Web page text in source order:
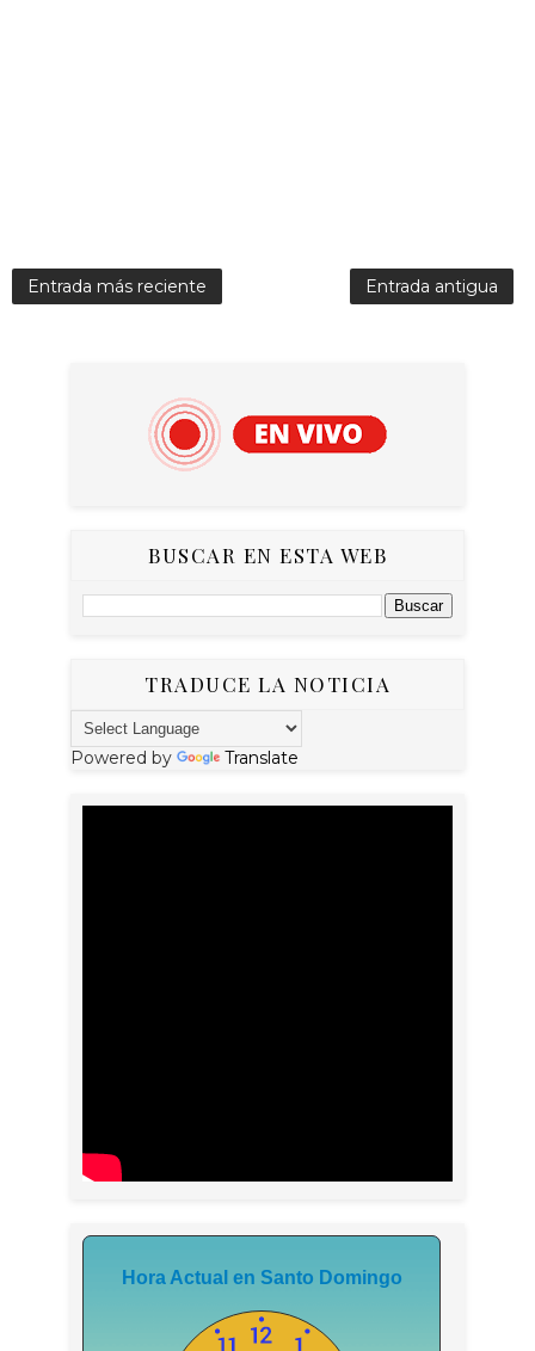
Entrada más reciente Entrada antigua
BUSCAR EN ESTA WEB
TRADUCE LA NOTICIA
Powered by Translate
Hora Actual en Santo Domingo